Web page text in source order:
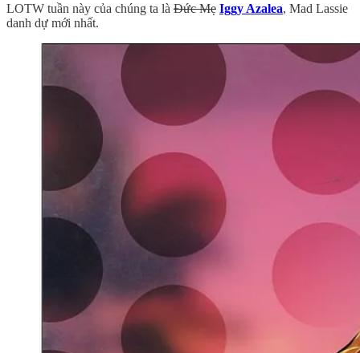
LOTW tuần này của chúng ta là Đức Mẹ Iggy Azalea, Mad Lassie
danh dự mới nhất.